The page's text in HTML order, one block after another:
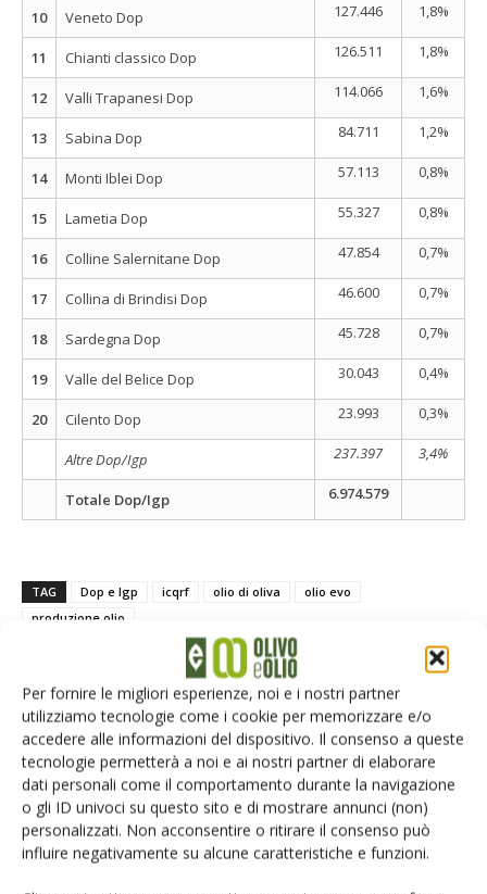
Per fornire le migliori esperienze, noi e i nostri partner
utilizziamo tecnologie come i cookie per memorizzare e/o
accedere alle informazioni del dispositivo. Il consenso a queste
tecnologie permetterà a noi e ai nostri partner di elaborare
dati personali come il comportamento durante la navigazione
o gli ID univoci su questo sito e di mostrare annunci (non)
personalizzati. Non acconsentire o ritirare il consenso può
influire negativamente su alcune caratteristiche e funzioni.
10 Veneto Dop 127.446 1,8%
11 Chianti classico Dop 126.511 1,8%
12 Valli Trapanesi Dop 114.066 1,6%
13 Sabina Dop 84.711 1,2%
14 Monti Iblei Dop 57.113 0,8%
15 Lametia Dop 55.327 0,8%
16 Colline Salernitane Dop 47.854 0,7%
17 Collina di Brindisi Dop 46.600 0,7%
18 Sardegna Dop 45.728 0,7%
19 Valle del Belice Dop 30.043 0,4%
20 Cilento Dop 23.993 0,3%
Altre Dop/Igp 237.397 3,4%
Totale Dop/Igp 6.974.579
TAG Dop e Igp icqrf olio di oliva
olio evo
produzione olio
Facebook Twitter
Articoli correlati